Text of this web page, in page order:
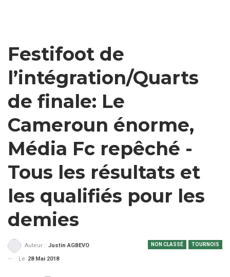
Festifoot de
l’intégration/Quarts
de finale: Le
Cameroun énorme,
Média Fc repêché -
Tous les résultats et
les qualifiés pour les
demies
NON CLASSÉ TOURNOIS
Auteur : Justin AGBEVO
Le 28 Mai 2018